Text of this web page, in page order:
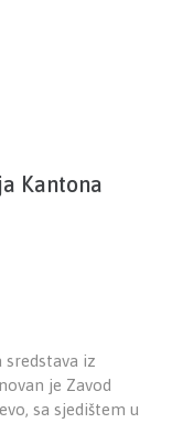
Kantona
sredstava iz
je Zavod
sa sjedištem u